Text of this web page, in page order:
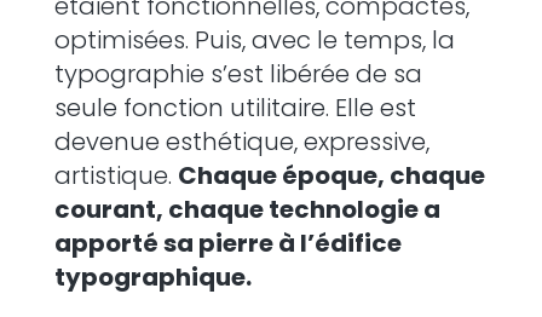
optimisées. Puis, avec le temps, la
typographie s’est libérée de sa
seule fonction utilitaire. Elle est
devenue esthétique, expressive,
artistique. Chaque époque, chaque
courant, chaque technologie a
apporté sa pierre à l’édifice
typographique.